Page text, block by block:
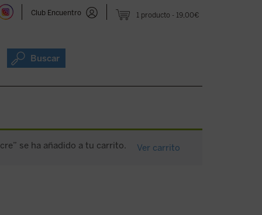
1 producto 19,00€
Club Encuentro
Buscar
se ha añadido a tu carrito. Ver carrito